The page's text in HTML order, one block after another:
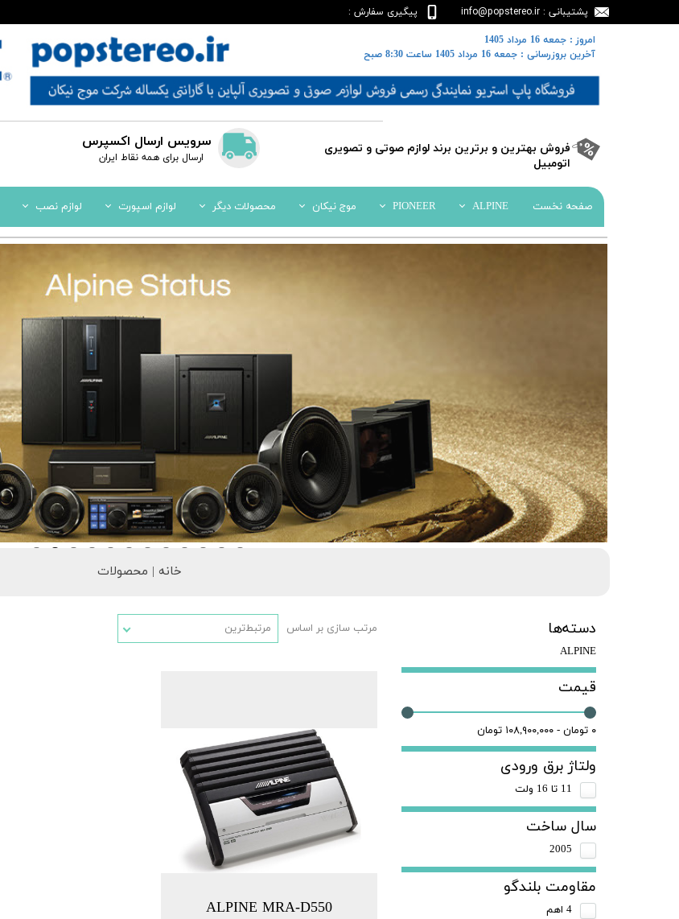
سرویس ارسال اکسپرس
​​ارسال برای همه نقاط ایران
پشتیبانی : info@popstereo.ir
پیگیری سفارش :
02188457837
​فروش بهترین و برترین برند لوازم صوتی و تصویری
اتومبیل​​​​​​​
صفحه نخست ALPINE
چنجر ALPINE
ساب ووفر ALPINE
کامپوننت ALPINE
اسپیکر ALPINE
PIONEER موج نیکان محصولات دیگر لوازم اسپورت لوازم نصب
​​امروز : جمعه 16 مرداد 1405
​​​​​​​آخرین بروزرسانی : جمعه 16 مرداد 1405 ساعت 8:30 صبح
خانه | محصولات
دسته‌ها
ALPINE
قیمت
۰ تومان - ۱۰۸,۹۰۰,۰۰۰ تومان
ولتاژ برق ورودی
11 تا 16 ولت
سال ساخت
2005
مقاومت بلندگو
4 اهم
مرتب سازی بر اساس مرتبط‌ترین
ALPINE MRA-D550